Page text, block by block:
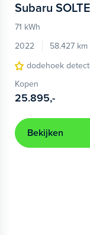
Subaru
71 kWh
2022
58.427 km
dodehoek
Kopen
25.895,-
Bekijken